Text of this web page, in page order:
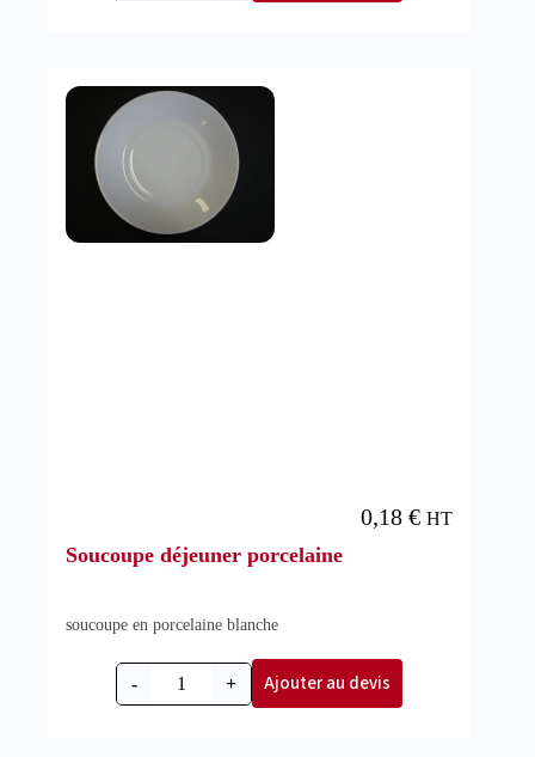
Soucoupe déjeuner porcelaine
0,18€ HT
soucoupe en porcelaine blanche
- + Ajouter au devis